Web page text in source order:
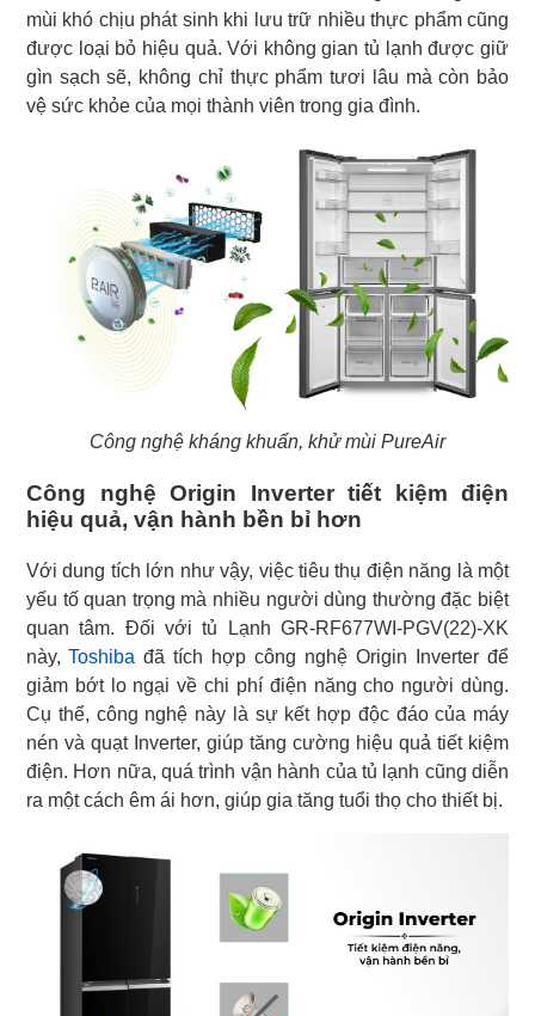
mùi khó chịu phát sinh khi lưu trữ nhiều thực phẩm cũng
được loại bỏ hiệu quả. Với không gian tủ lạnh được giữ
gìn sạch sẽ, không chỉ thực phẩm tươi lâu mà còn bảo
vệ sức khỏe của mọi thành viên trong gia đình.
Công nghệ kháng khuẩn, khử mùi PureAir
Công nghệ Origin Inverter tiết kiệm điện
hiệu quả, vận hành bền bỉ hơn
Với dung tích lớn như vậy, việc tiêu thụ điện năng là một
yếu tố quan trọng mà nhiều người dùng thường đặc biệt
quan tâm. Đối với tủ Lạnh GR-RF677WI-PGV(22)-XK
này, Toshiba đã tích hợp công nghệ Origin Inverter để
giảm bớt lo ngại về chi phí điện năng cho người dùng.
Cụ thể, công nghệ này là sự kết hợp độc đáo của máy
nén và quạt Inverter, giúp tăng cường hiệu quả tiết kiệm
điện. Hơn nữa, quá trình vận hành của tủ lạnh cũng diễn
ra một cách êm ái hơn, giúp gia tăng tuổi thọ cho thiết bị.